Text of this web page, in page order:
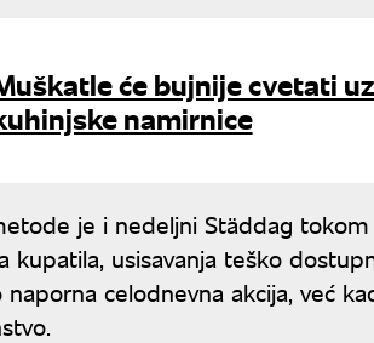
će bujnije cvetati
namirnice
je i nedeljni Städdag tokom
kupatila, usisavanja teško
celodnevna akcija, već